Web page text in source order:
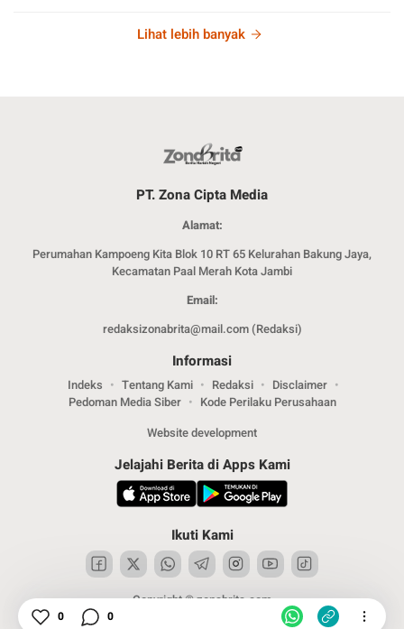
Lihat lebih banyak
PT. Zona Cipta Media
Alamat:
Perumahan Kampoeng Kita Blok 10 RT 65 Kelurahan Bakung Jaya,
Kecamatan Paal Merah Kota Jambi
Email:
redaksizonabrita@mail.com (Redaksi)
Informasi
Indeks Tentang Kami Redaksi
Disclaimer
Pedoman Media Siber
Kode Perilaku Perusahaan
Website development
Jelajahi Berita di Apps Kami
Ikuti Kami
Copyright © zonabrita.com
0 0